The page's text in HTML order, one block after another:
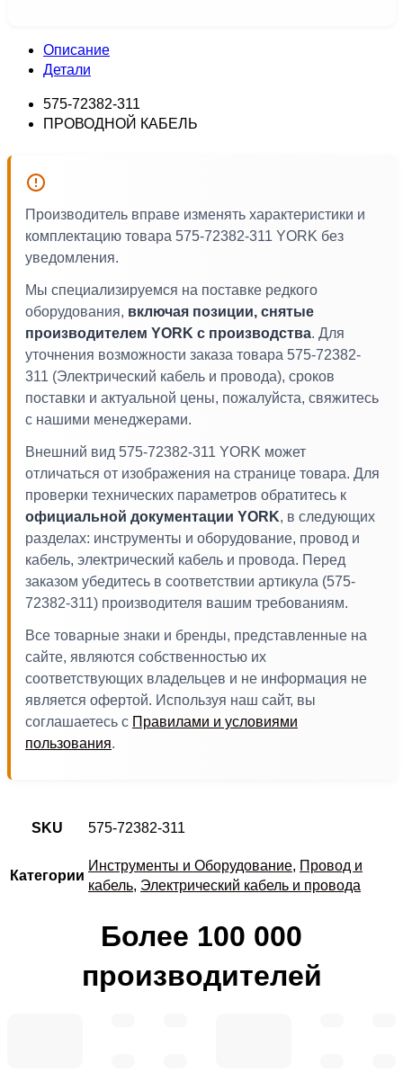
Описание
Детали
575-72382-311
ПРОВОДНОЙ КАБЕЛЬ
Производитель вправе изменять характеристики и
комплектацию товара 575-72382-311 YORK без
уведомления.
Мы специализируемся на поставке редкого
оборудования, включая позиции, снятые
производителем YORK с производства. Для
уточнения возможности заказа товара 575-72382-
311 (Электрический кабель и провода), сроков
поставки и актуальной цены, пожалуйста, свяжитесь
с нашими менеджерами.
Внешний вид 575-72382-311 YORK может
отличаться от изображения на странице товара. Для
проверки технических параметров обратитесь к
официальной документации YORK, в следующих
разделах: инструменты и оборудование, провод и
кабель, электрический кабель и провода. Перед
заказом убедитесь в соответствии артикула (575-
72382-311) производителя вашим требованиям.
Все товарные знаки и бренды, представленные на
сайте, являются собственностью их
соответствующих владельцев и не информация не
является офертой. Используя наш сайт, вы
соглашаетесь с Правилами и условиями
пользования.
SKU 575-72382-311
Категории
Инструменты и Оборудование, Провод и
кабель, Электрический кабель и провода
Более 100 000
производителей